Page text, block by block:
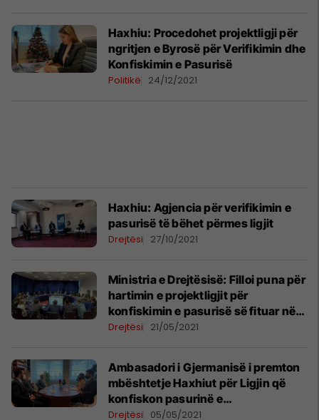
Haxhiu: Procedohet projektligji për
ngritjen e Byrosë për Verifikimin dhe
Konfiskimin e Pasurisë
Politikë 24/12/2021
Haxhiu: Agjencia për verifikimin e
pasurisë të bëhet përmes ligjit
Drejtësi 27/10/2021
Ministria e Drejtësisë: Filloi puna për
hartimin e projektligjit për
konfiskimin e pasurisë së fituar në
mënyrë të pajustifikueshme
Drejtësi 21/05/2021
Ambasadori i Gjermanisë i premton
mbështetje Haxhiut për Ligjin që
konfiskon pasurinë e
pajustifikueshme
Drejtësi 05/05/2021